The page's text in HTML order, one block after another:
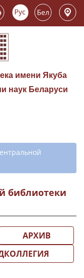
имени Якуба
наук Беларуси
по
библиотеки
АРХИВ